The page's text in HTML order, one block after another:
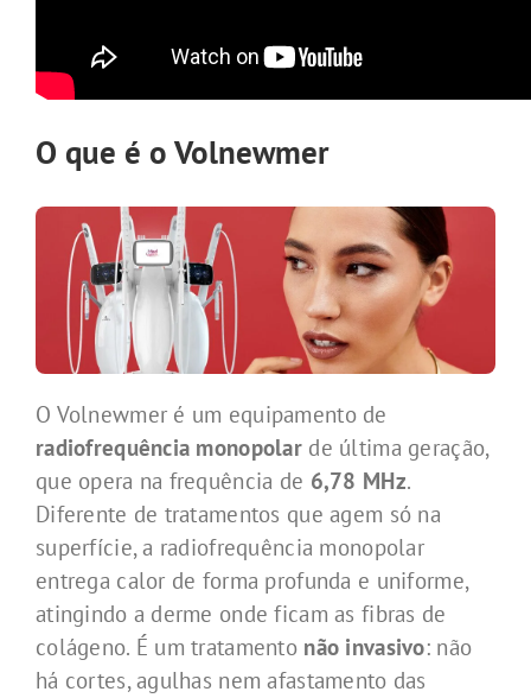
O que é o Volnewmer
O Volnewmer é um equipamento de
radiofrequência monopolar de última geração,
que opera na frequência de 6,78 MHz.
Diferente de tratamentos que agem só na
superfície, a radiofrequência monopolar
entrega calor de forma profunda e uniforme,
atingindo a derme onde ficam as fibras de
colágeno. É um tratamento não invasivo: não
há cortes, agulhas nem afastamento das